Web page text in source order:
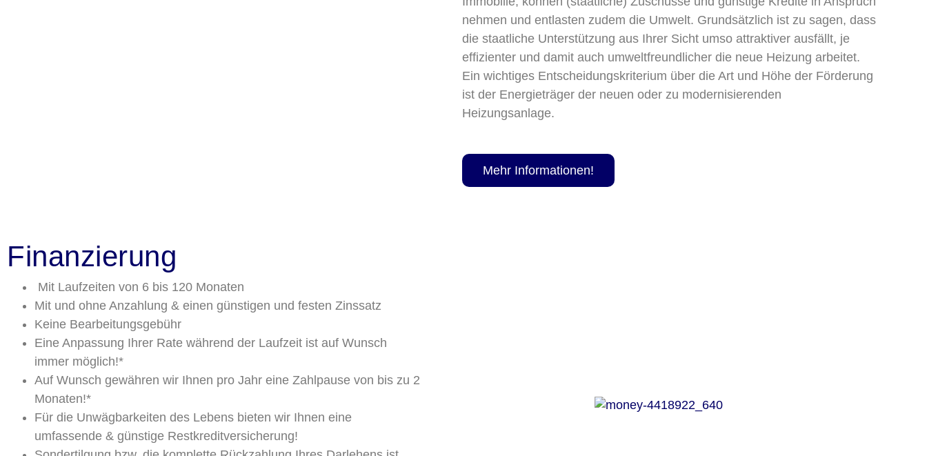
nehmen und entlasten zudem die Umwelt. Grundsätzlich ist zu sagen, dass
die staatliche Unterstützung aus Ihrer Sicht umso attraktiver ausfällt, je
effizienter und damit auch umweltfreundlicher die neue Heizung arbeitet.
Ein wichtiges Entscheidungskriterium über die Art und Höhe der Förderung
ist der Energieträger der neuen oder zu modernisierenden
Heizungsanlage.
Mehr Informationen!
Finanzierung
Mit Laufzeiten von 6 bis 120 Monaten
Mit und ohne Anzahlung & einen günstigen und festen Zinssatz
Keine Bearbeitungsgebühr
Eine Anpassung Ihrer Rate während der Laufzeit ist auf Wunsch
immer möglich!*
Auf Wunsch gewähren wir Ihnen pro Jahr eine Zahlpause von bis zu 2
Monaten!*
Für die Unwägbarkeiten des Lebens bieten wir Ihnen eine
umfassende & günstige Restkreditversicherung!